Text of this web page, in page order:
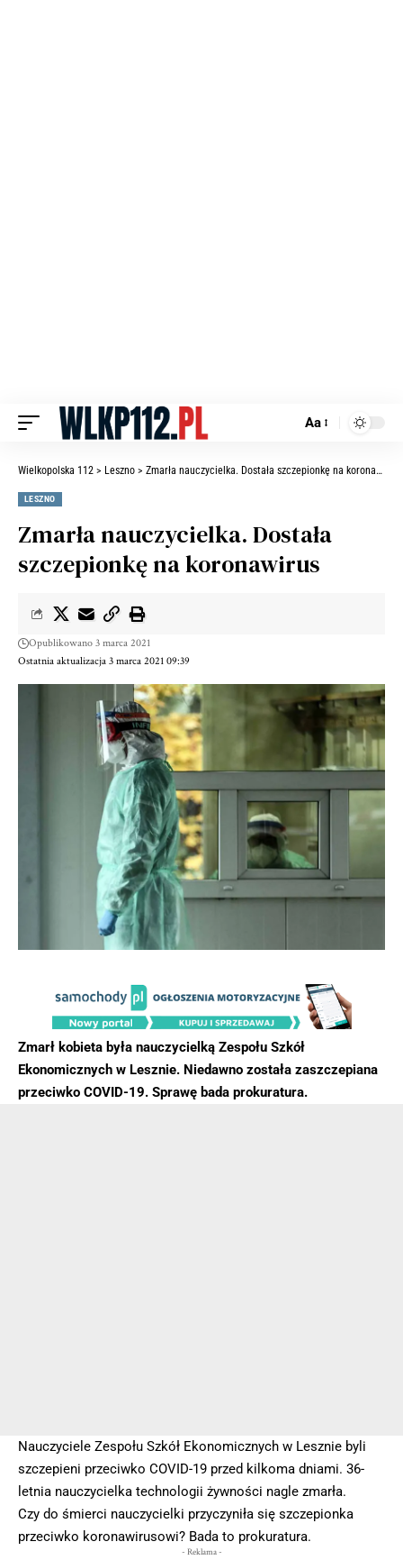
Aa
Wielkopolska 112 > Leszno > Zmarła nauczycielka. Dostała szczepionkę na koronawirus
LESZNO
Zmarła nauczycielka. Dostała
szczepionkę na koronawirus
Ostatnia aktualizacja 3 marca 2021 09:39
Opublikowano 3 marca 2021
Zmarł kobieta była nauczycielką Zespołu Szkół
Ekonomicznych w Lesznie. Niedawno została zaszczepiana
przeciwko COVID-19. Sprawę bada prokuratura.
Nauczyciele Zespołu Szkół Ekonomicznych w Lesznie byli
szczepieni przeciwko COVID-19 przed kilkoma dniami. 36-
letnia nauczycielka technologii żywności nagle zmarła.
Czy do śmierci nauczycielki przyczyniła się szczepionka
przeciwko koronawirusowi? Bada to prokuratura.
- Reklama -